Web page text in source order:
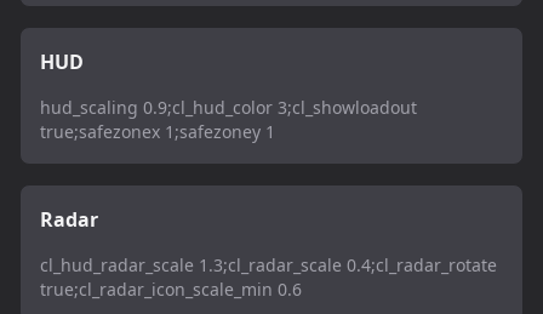
HUD
hud_scaling 0.9;cl_hud_color 3;cl_showloadout
true;safezonex 1;safezoney 1
Radar
cl_hud_radar_scale 1.3;cl_radar_scale 0.4;cl_radar_rotate
true;cl_radar_icon_scale_min 0.6